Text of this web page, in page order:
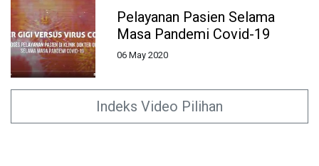
Pelayanan Pasien Selama
Masa Pandemi Covid-19
Indeks Video Pilihan